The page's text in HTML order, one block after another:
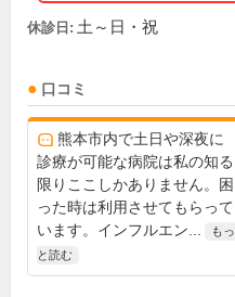
休診日: 土～日・祝
口コミ
熊本市内で土日や深夜に
診療が可能な病院は私の知る
限りここしかありません。困
った時は利用させてもらって
います。インフルエン...
もっ
と読む